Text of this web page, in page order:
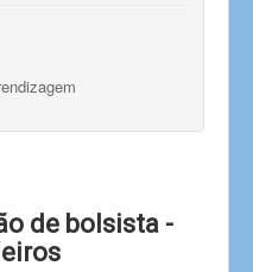
de bolsista -